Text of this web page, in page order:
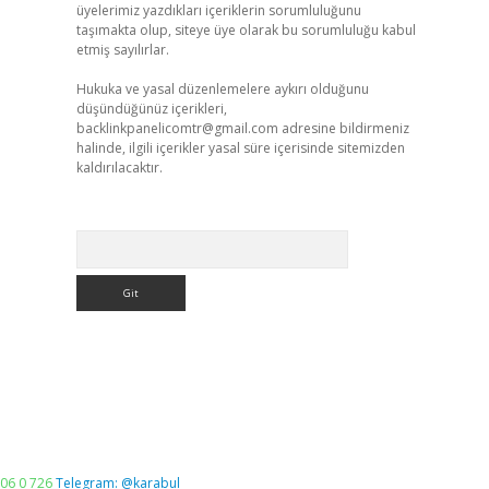
üyelerimiz yazdıkları içeriklerin sorumluluğunu
taşımakta olup, siteye üye olarak bu sorumluluğu kabul
etmiş sayılırlar.
Hukuka ve yasal düzenlemelere aykırı olduğunu
düşündüğünüz içerikleri,
backlinkpanelicomtr@gmail.com adresine bildirmeniz
halinde, ilgili içerikler yasal süre içerisinde sitemizden
kaldırılacaktır.
0 726Telegram: @karabul